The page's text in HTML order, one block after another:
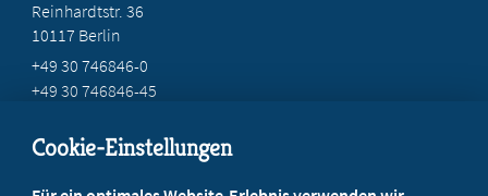
Reinhardtstr. 36
10117 Berlin
+49 30 746846-0
+49 30 746846-45
Cookie-Einstellungen